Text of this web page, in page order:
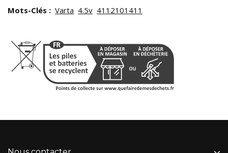
Mots-Clés : Varta 4.5v 4112101411